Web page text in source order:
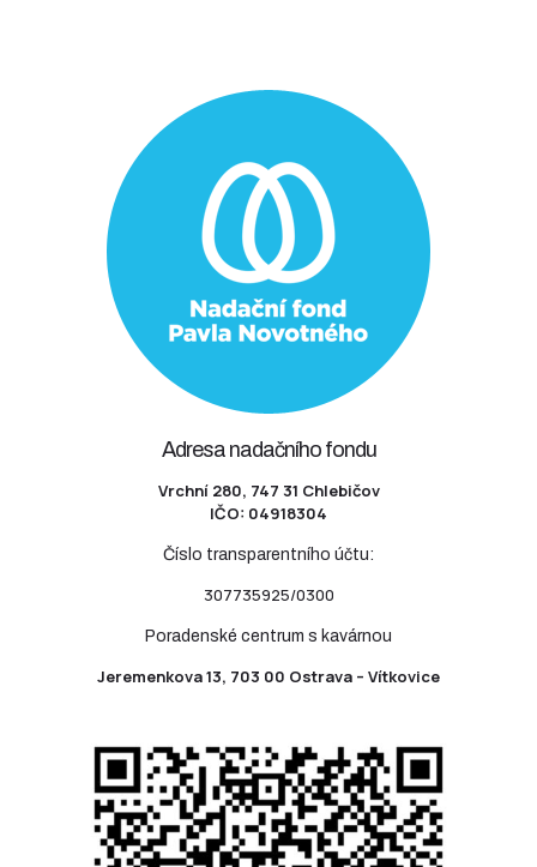
Adresa nadačního fondu
Vrchní 280, 747 31 Chlebičov
IČO: 04918304
Číslo transparentního účtu:
307735925/0300
Poradenské centrum s kavárnou
Jeremenkova 13, 703 00 Ostrava – Vítkovice